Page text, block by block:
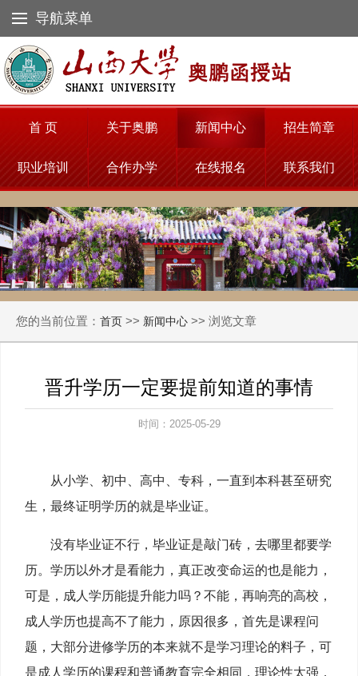
导航菜单
首 页 关于奥鹏 新闻中心 招生简章
职业培训 合作办学 在线报名 联系我们
您的当前位置： 首页 >> 新闻中心 >> 浏览文章
晋升学历一定要提前知道的事情
时间：2025-05-29
从小学、初中、高中、专科，一直到本科甚至研究
生，最终证明学历的就是毕业证。
没有毕业证不行，毕业证是敲门砖，去哪里都要学
历。学历以外才是看能力，真正改变命运的也是能力，
可是，成人学历能提升能力吗？不能，再响亮的高校，
成人学历也提高不了能力，原因很多，首先是课程问
题，大部分进修学历的本来就不是学习理论的料子，可
是成人学历的课程和普通教育完全相同，理论性太强，